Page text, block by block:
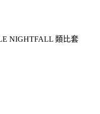
NIGHTFALL 類比套